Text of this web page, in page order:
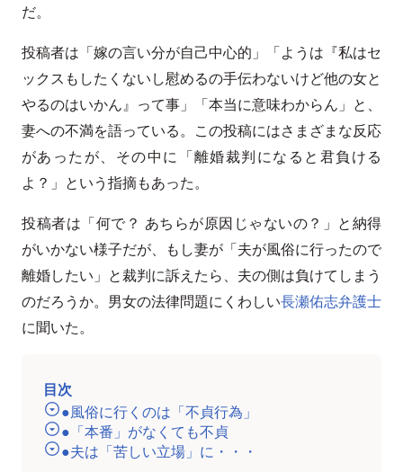
だ。
投稿者は「嫁の言い分が自己中心的」「ようは『私はセ
ックスもしたくないし慰めるの手伝わないけど他の女と
やるのはいかん』って事」「本当に意味わからん」と、
妻への不満を語っている。この投稿にはさまざまな反応
があったが、その中に「離婚裁判になると君負ける
よ？」という指摘もあった。
投稿者は「何で？ あちらが原因じゃないの？」と納得
がいかない様子だが、もし妻が「夫が風俗に行ったので
離婚したい」と裁判に訴えたら、夫の側は負けてしまう
のだろうか。男女の法律問題にくわしい長瀬佑志弁護士
に聞いた。
目次
●風俗に行くのは「不貞行為」
●「本番」がなくても不貞
●夫は「苦しい立場」に・・・